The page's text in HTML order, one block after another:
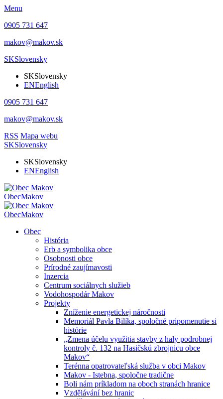
Menu
0905 731 647
makov@makov.sk
SKSlovensky
SKSlovensky
ENEnglish
0905 731 647
makov@makov.sk
RSS Mapa webu
SKSlovensky
SKSlovensky
ENEnglish
ObecMakov
ObecMakov
Obec
História
Erb a symbolika obce
Osobnosti obce
Prírodné zaujímavosti
Inzercia
Centrum sociálnych služieb
Vodohospodár Makov
Projekty
Zníženie energetickej náročnosti
Memoriál Pavla Bilíka, spoločné pripomenutie si
histórie
„Zmena účelu využitia stavby z haly podrobnej
kontroly č. 132 na Hasičskú zbrojnicu obce
Makov“
Terénna opatrovateľská služba v obci Makov
Makov - Istebna, spoločne tradične
Boli nám príkladom na oboch stranách hranice
Vzdělávání bez hranic